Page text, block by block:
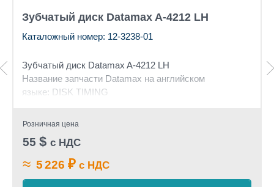
Зубчатый диск Datamax A-4212 LH
Каталожный номер: 12-3238-01
Зубчатый диск Datamax A-4212 LH
Название запчасти Datamax на английском
языке: DISK TIMING
Розничная цена
55 $ с НДС
≈ 5 226 ₽ с НДС